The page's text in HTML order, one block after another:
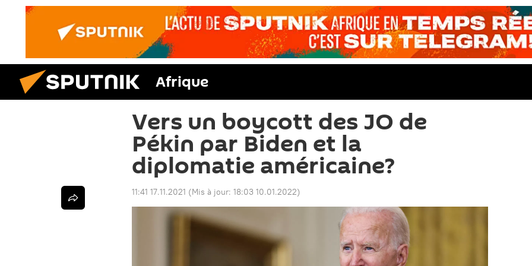
Afrique
Vers un boycott des JO de
Pékin par Biden et la
diplomatie américaine?
11:41 17.11.2021 (Mis à jour: 18:03 10.01.2022)